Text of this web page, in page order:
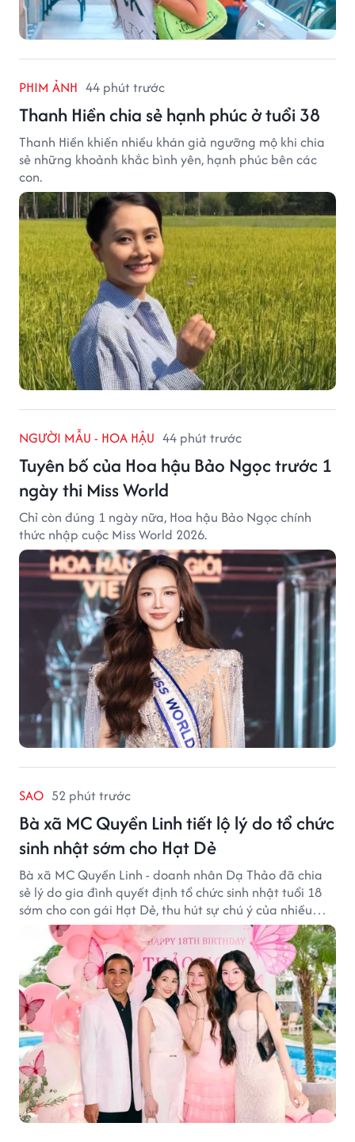
PHIM ẢNH 44 phút trước
Thanh Hiền chia sẻ hạnh phúc ở tuổi 38
Thanh Hiền khiến nhiều khán giả ngưỡng mộ khi chia
sẻ những khoảnh khắc bình yên, hạnh phúc bên các
con.
NGƯỜI MẪU - HOA HẬU 44 phút trước
Tuyên bố của Hoa hậu Bảo Ngọc trước 1
ngày thi Miss World
Chỉ còn đúng 1 ngày nữa, Hoa hậu Bảo Ngọc chính
thức nhập cuộc Miss World 2026.
SAO 52 phút trước
Bà xã MC Quyền Linh tiết lộ lý do tổ chức
sinh nhật sớm cho Hạt Dẻ
Bà xã MC Quyền Linh - doanh nhân Dạ Thảo đã chia
sẻ lý do gia đình quyết định tổ chức sinh nhật tuổi 18
sớm cho con gái Hạt Dẻ, thu hút sự chú ý của nhiều
người hâm mộ.